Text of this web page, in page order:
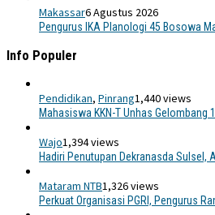
Makassar6 Agustus 2026
Pengurus IKA Planologi 45 Bosowa
Info Populer
Pendidikan, Pinrang1,440 views
Mahasiswa KKN-T Unhas Gelombang
Wajo1,394 views
Hadiri Penutupan Dekranasda Sulsel,
Mataram NTB1,326 views
Perkuat Organisasi PGRI, Pengurus